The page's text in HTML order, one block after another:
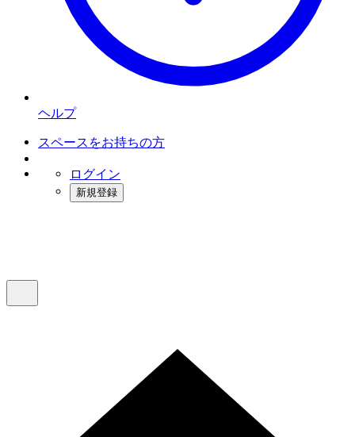
ヘルプ
スペースをお持ちの方
ログイン
新規登録